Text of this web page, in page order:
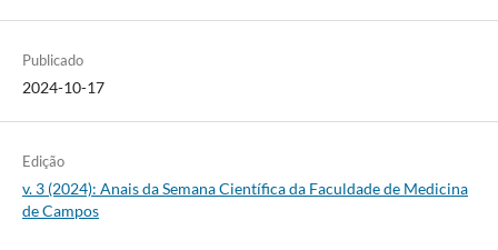
Publicado
2024-10-17
Edição
v. 3 (2024): Anais da Semana Científica da Faculdade de Medicina
de Campos